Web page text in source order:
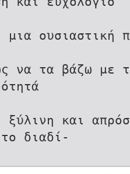
μια ουσιαστική
να τα βάζω με
ξύλινη και
διαδί-